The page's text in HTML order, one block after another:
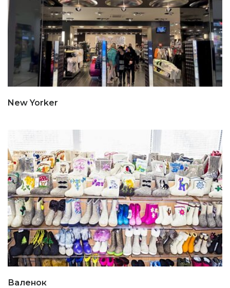
New Yorker
Валенок